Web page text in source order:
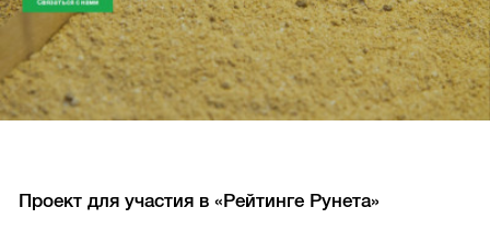
Проект для участия в «Рейтинге Рунета»